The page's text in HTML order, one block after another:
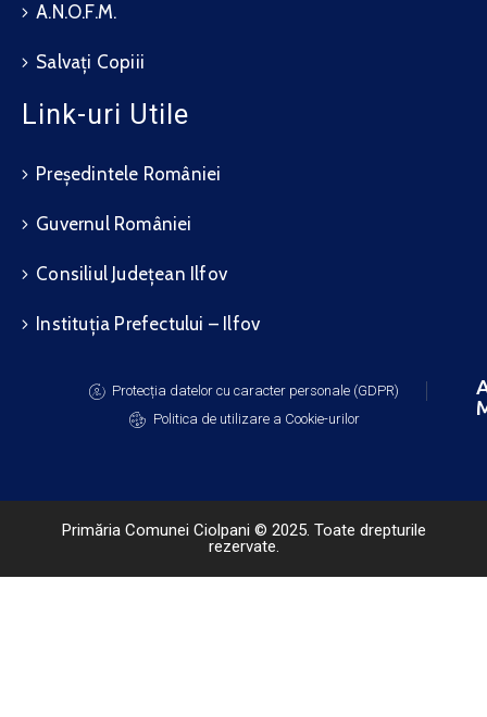
A.N.O.F.M.
Salvați Copiii
Link-uri Utile
Președintele României
Guvernul României
Consiliul Județean Ilfov
Instituția Prefectului – Ilfov
Protecția datelor cu caracter personale (GDPR)
Politica de utilizare a Cookie-urilor
Primăria Comunei Ciolpani © 2025. Toate drepturile
rezervate.